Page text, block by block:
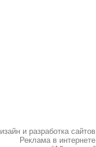
и разработка сайтов
Реклама в интернете